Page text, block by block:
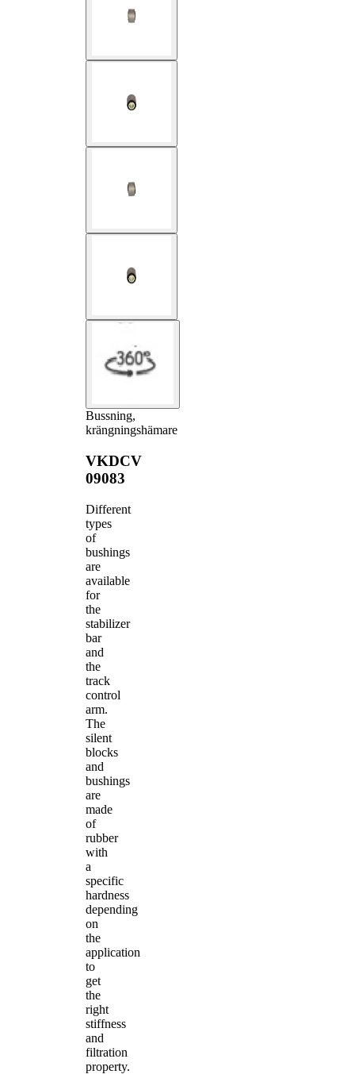
Bussning,
krängningshämare
VKDCV
09083
Different
types
of
bushings
are
available
for
the
stabilizer
bar
and
the
track
control
arm.
The
silent
blocks
and
bushings
are
made
of
rubber
with
a
specific
hardness
depending
on
the
application
to
get
the
right
stiffness
and
filtration
property.